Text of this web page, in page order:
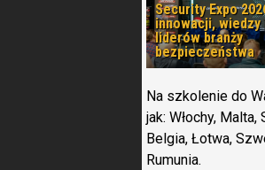
Security Expo
innowacji,
liderów branży
bezpieczeństwa
Na szkolenie do
jak: Włochy,
Belgia, Łotwa,
Rumunia.